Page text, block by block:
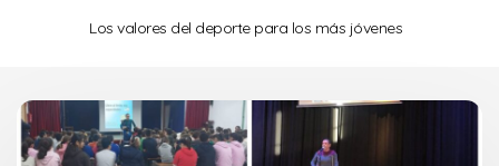
Los valores del deporte para los más jóvenes